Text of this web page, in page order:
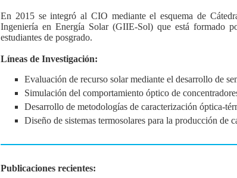
En 2015 se integró al CIO mediante el esquema de
Ingeniería en Energía Solar (GIIE-Sol) que está formado
estudiantes de posgrado.
Líneas de Investigación:
Evaluación de recurso solar mediante el desarrollo de
Simulación del comportamiento óptico de
Desarrollo de metodologías de caracterización óptica-
Diseño de sistemas termosolares para la producción de
Publicaciones recientes: